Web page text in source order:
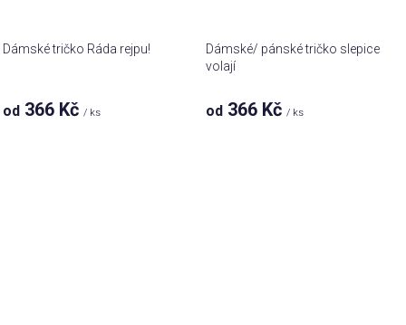
Dámské tričko Ráda rejpu!
od 366 Kč/ ks
Dámské/ pánské tričko slepice
volají
od 366 Kč/ ks